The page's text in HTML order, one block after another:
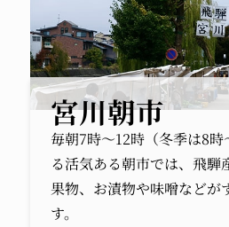
宮川朝市
毎朝7時～12時（冬季は8
る活気ある朝市では、飛騨
果物、お漬物や味噌などが
す。